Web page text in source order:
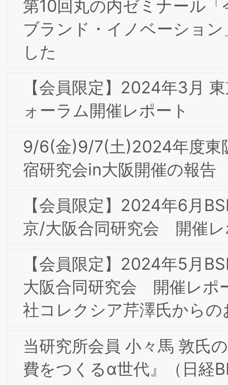
２/９(金)第7回BSMI東京/大阪合同研究
＆第1回（通算第２回）インターナルブ
ランディング部会研究会
【会員限定】2023年6月 東京第22回フ
ォーラム開催レポート
【会員限定】2023年10月第4回東京/大
阪合同部会研究会「ダイレクトマーケテ
ィング2023-レスポンスとブランディ
レルの事例から」開催レポート
10/6(金)17-19時 第４回東京/大阪合同部
2023-レスポンスとブランディングの
合」
9/8(金)9/9(土)2023年度東阪合同夏季合
宿研究会in大阪開催の報告
【会員限定】2023年2月第8回東京/大阪
合同部会研究会「パーパス経営とブラン
ド・トランスフォーメーション」開催レ